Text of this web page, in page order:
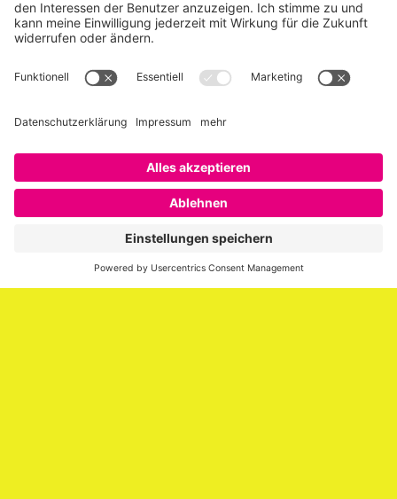
Über SAATKORN
SAATKORN ist der Blog von Gero Hesse. Seit 2009 schreibt
er über die Themen Employer Branding,